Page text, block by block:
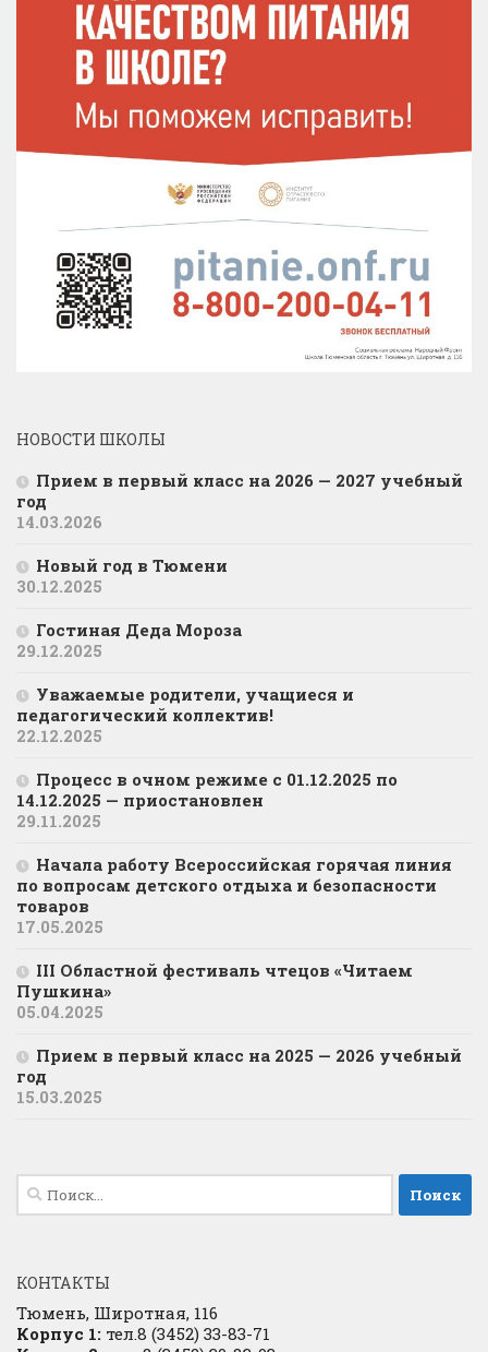
НОВОСТИ ШКОЛЫ
Прием в первый класс на 2026 — 2027 учебный
год
14.03.2026
Новый год в Тюмени
30.12.2025
Гостиная Деда Мороза
29.12.2025
Уважаемые родители, учащиеся и
педагогический коллектив!
22.12.2025
Процесс в очном режиме с 01.12.2025 по
14.12.2025 — приостановлен
29.11.2025
Начала работу Всероссийская горячая линия
по вопросам детского отдыха и безопасности
товаров
17.05.2025
III Областной фестиваль чтецов «Читаем
Пушкина»
05.04.2025
Прием в первый класс на 2025 — 2026 учебный
год
15.03.2025
Найти:
КОНТАКТЫ
Тюмень, Широтная, 116
Корпус 1: тел.8 (3452) 33-83-71